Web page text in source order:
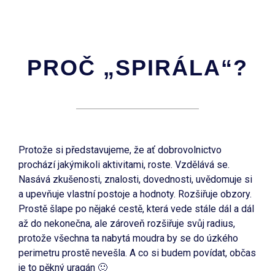
PROČ „SPIRÁLA“?
Protože si představujeme, že ať dobrovolnictvo
prochází jakýmikoli aktivitami, roste. Vzdělává se.
Nasává zkušenosti, znalosti, dovednosti, uvědomuje si
a upevňuje vlastní postoje a hodnoty. Rozšiřuje obzory.
Prostě šlape po nějaké cestě, která vede stále dál a dál
až do nekonečna, ale zároveň rozšiřuje svůj radius,
protože všechna ta nabytá moudra by se do úzkého
perimetru prostě nevešla. A co si budem povídat, občas
je to pěkný uragán 🙂